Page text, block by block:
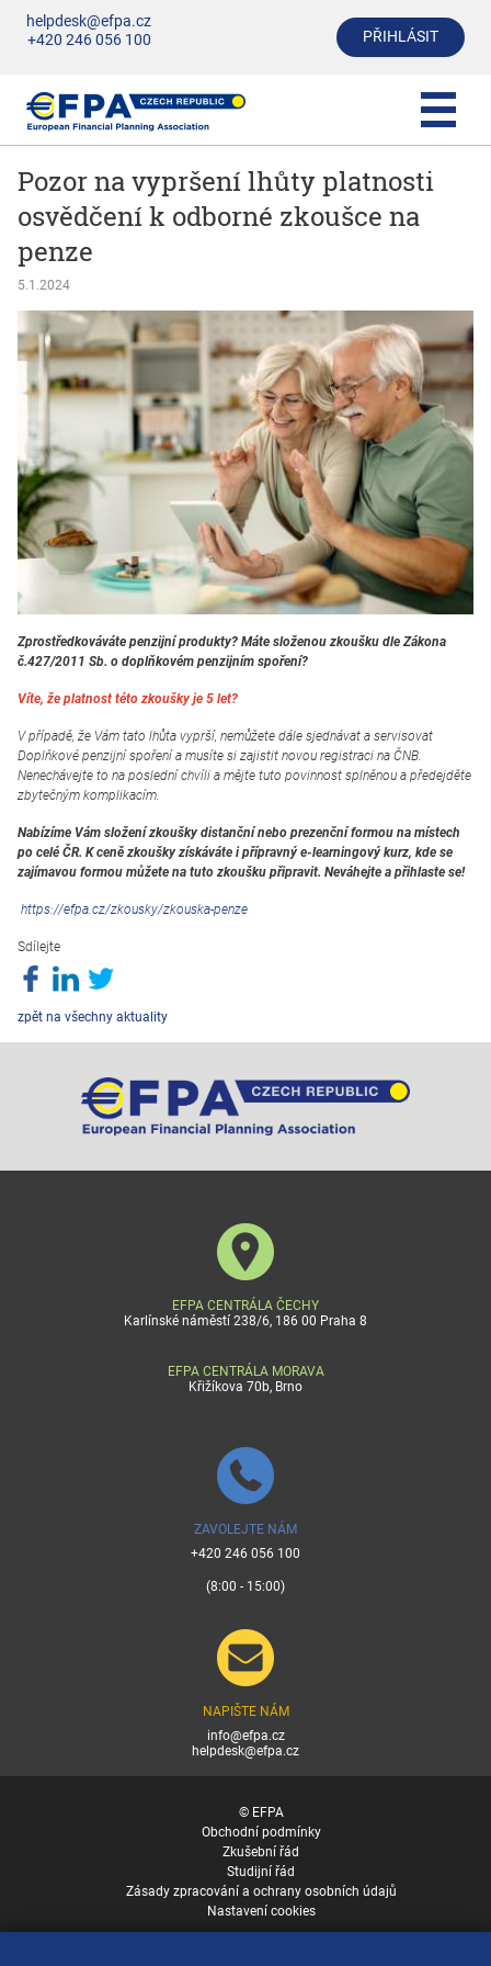
helpdesk@efpa.cz
+420 246 056 100
PŘIHLÁSIT
Pozor na vypršení lhůty platnosti
osvědčení k odborné zkoušce na
penze
5.1.2024
Zprostředkováváte penzijní produkty? Máte složenou zkoušku dle Zákona
č.427/2011 Sb. o doplňkovém penzijním spoření?
Víte, že platnost této zkoušky je 5 let?
V případě, že Vám tato lhůta vyprší, nemůžete dále sjednávat a servisovat
Doplňkové penzijní spoření a musíte si zajistit novou registraci na ČNB.
Nenechávejte to na poslední chvíli a mějte tuto povinnost splněnou a předejděte
zbytečným komplikacím.
Nabízíme Vám složení zkoušky distanční nebo prezenční formou na místech
po celé ČR. K ceně zkoušky získáváte i přípravný e-learningový kurz, kde se
zajímavou formou můžete na tuto zkoušku připravit. Neváhejte a přihlaste se!
https://efpa.cz/zkousky/zkouska-penze
Sdílejte
zpět na všechny aktuality
EFPA CENTRÁLA ČECHY
Karlínské náměstí 238/6, 186 00 Praha 8
EFPA CENTRÁLA MORAVA
Křižíkova 70b, Brno
ZAVOLEJTE NÁM
+420 246 056 100
(8:00 - 15:00)
NAPIŠTE NÁM
info@efpa.cz
helpdesk@efpa.cz
© EFPA
Obchodní podmínky
Zkušební řád
Studijní řád
Zásady zpracování a ochrany osobních údajů
Nastavení cookies